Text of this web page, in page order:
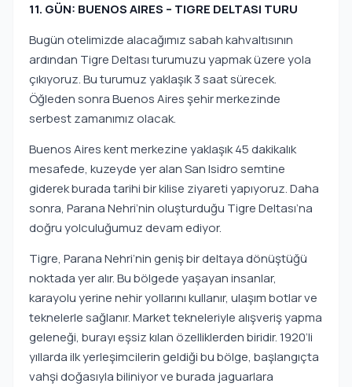
11. GÜN: BUENOS AIRES – TIGRE DELTASI TURU
Bugün otelimizde alacağımız sabah kahvaltısının
ardından Tigre Deltası turumuzu yapmak üzere yola
çıkıyoruz. Bu turumuz yaklaşık 3 saat sürecek.
Öğleden sonra Buenos Aires şehir merkezinde
serbest zamanımız olacak.
Buenos Aires kent merkezine yaklaşık 45 dakikalık
mesafede, kuzeyde yer alan San Isidro semtine
giderek burada tarihi bir kilise ziyareti yapıyoruz. Daha
sonra, Parana Nehri’nin oluşturduğu Tigre Deltası’na
doğru yolculuğumuz devam ediyor.
Tigre, Parana Nehri’nin geniş bir deltaya dönüştüğü
noktada yer alır. Bu bölgede yaşayan insanlar,
karayolu yerine nehir yollarını kullanır, ulaşım botlar ve
teknelerle sağlanır. Market tekneleriyle alışveriş yapma
geleneği, burayı eşsiz kılan özelliklerden biridir. 1920’li
yıllarda ilk yerleşimcilerin geldiği bu bölge, başlangıçta
vahşi doğasıyla biliniyor ve burada jaguarlara